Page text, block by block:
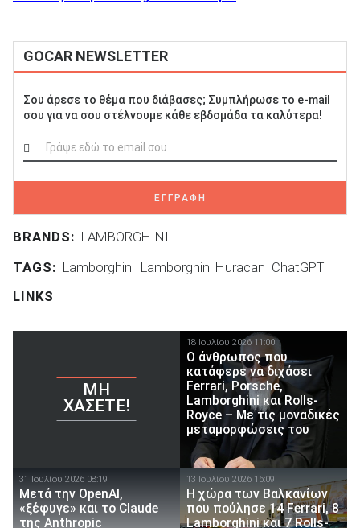
GOCAR NEWSLETTER
Σου άρεσε το θέμα που διάβασες; Συμπλήρωσε το e-mail
σου για να σου στέλνουμε κάθε εβδομάδα τα καλύτερα!
ΕΓΓΡΑΦΗ
BRANDS: LAMBORGHINI
TAGS: Lamborghini Lamborghini Huracan ChatGPT
LINKS
ΜΗ
ΧΆΣΕΤΕ!
18 Ιουλίου 2026 11:00
Ο άνθρωπος που
κατάφερε να διχάσει
Ferrari, Porsche,
Lamborghini και Rolls-
Royce – Με τις μοναδικές
μεταμορφώσεις του
31 Ιουλίου 2026 08:19
Μετά την OpenAI,
«ξέφυγε» και το Claude
της Anthropic
13 Ιουλίου 2026 16:09
Η χώρα των Βαλκανίων
που πούλησε 14 Ferrari, 8
Lamborghini και 7 Rolls-